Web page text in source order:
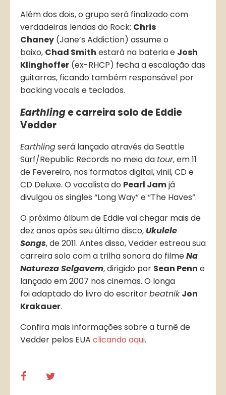
Além dos dois, o grupo será finalizado com
verdadeiras lendas do Rock: Chris
Chaney (Jane’s Addiction) assume o
baixo, Chad Smith estará na bateria e Josh
Klinghoffer (ex-RHCP) fecha a escalação das
guitarras, ficando também responsável por
backing vocals e teclados.
Earthlinge carreira solo de Eddie
Vedder
Earthlingserá lançado através da Seattle
Surf/Republic Records no meio da tour, em 11
de Fevereiro, nos formatos digital, vinil, CD e
CD Deluxe. O vocalista do Pearl Jamjá
divulgou os singles “Long Way” e “The Haves”.
O próximo álbum de Eddie vai chegar mais de
dez anos após seu último disco,Ukulele
Songs, de 2011. Antes disso, Vedder estreou sua
carreira solo com a trilha sonora do filmeNa
Natureza Selgavem, dirigido por Sean Penn e
lançado em 2007 nos cinemas. O longa
foi adaptado do livro do escritorbeatnik Jon
Krakauer.
Confira mais informações sobre a turnê de
Vedder pelos EUA clicando aqui.